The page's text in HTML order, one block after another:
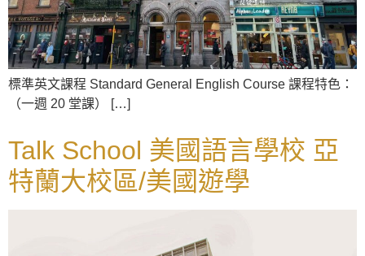
標準英文課程 Standard General English Course 課程特色：
（一週 20 堂課） […]
Talk School 美國語言學校 亞
特蘭大校區/美國遊學